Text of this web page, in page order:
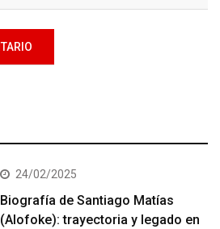
24/02/2025
Biografía de Santiago Matías
(Alofoke): trayectoria y legado en